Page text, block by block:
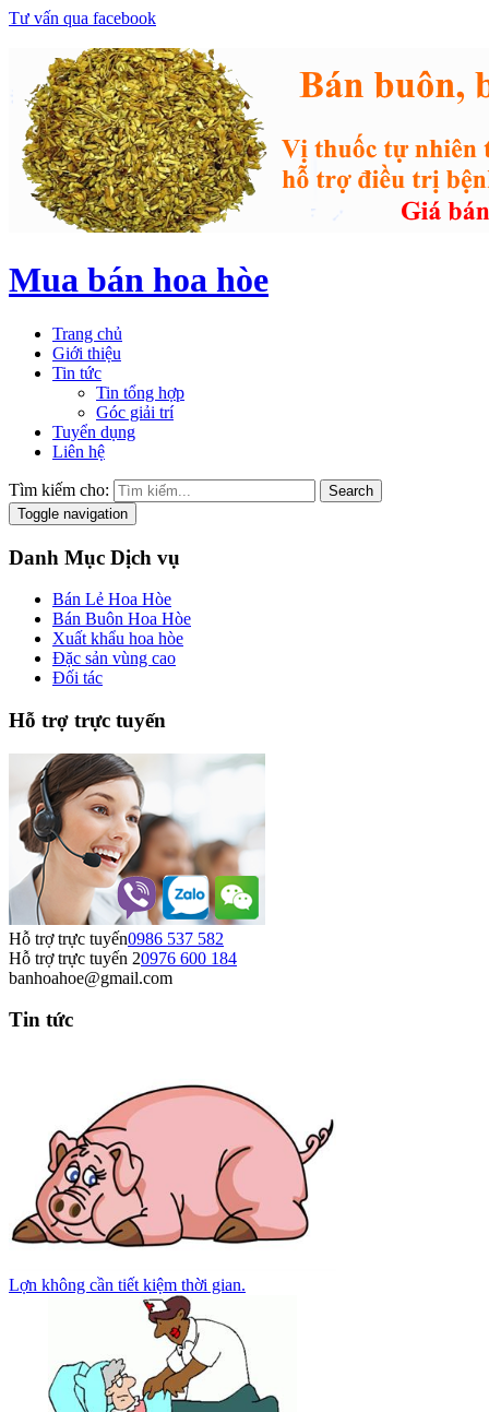
Tư vấn qua facebook
Mua bán hoa hòe
Trang chủ
Giới thiệu
Tin tức
Tin tổng hợp
Góc giải trí
Tuyển dụng
Liên hệ
Tìm kiếm cho:
Search
Toggle navigation
Danh Mục Dịch vụ
Bán Lẻ Hoa Hòe
Bán Buôn Hoa Hòe
Xuất khẩu hoa hòe
Đặc sản vùng cao
Đối tác
Hỗ trợ trực tuyến
Hỗ trợ trực tuyến0986 537 582
Hỗ trợ trực tuyến 20976 600 184
banhoahoe@gmail.com
Tin tức
Lợn không cần tiết kiệm thời gian.